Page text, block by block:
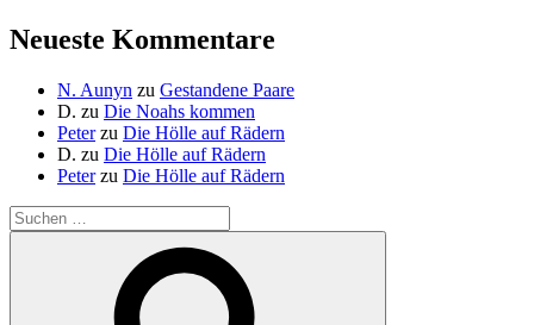
Neueste Kommentare
N. Aunyn zu Gestandene Paare
D. zu Die Noahs kommen
Peterzu Die Hölle auf Rädern
D. zu Die Hölle auf Rädern
Peterzu Die Hölle auf Rädern
Suche
nach: